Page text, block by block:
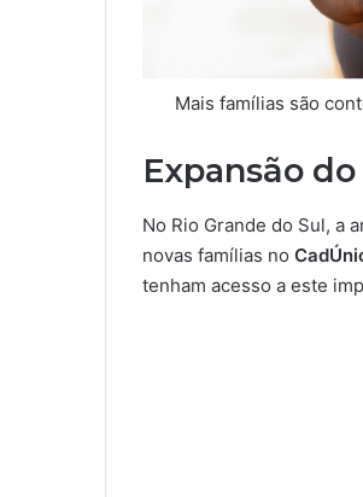
Mais famílias são
Expansão
No Rio Grande do Sul, a
novas famílias no
tenham acesso a este